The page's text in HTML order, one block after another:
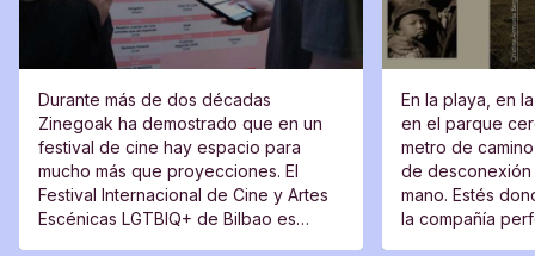
Durante más de dos décadas
Zinegoak ha demostrado que en un
festival de cine hay espacio para
mucho más que proyecciones. El
Festival Internacional de Cine y Artes
Escénicas LGTBIQ+ de Bilbao es
En la playa, en
en el parque
metro de
de
mano. Estés
la compañía